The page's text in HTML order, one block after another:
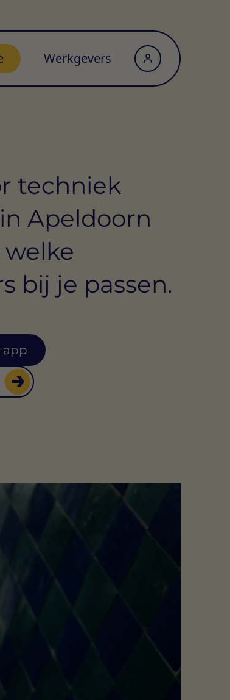
Werkgevers
techniek
Apeldoorn
bij je passen.
app